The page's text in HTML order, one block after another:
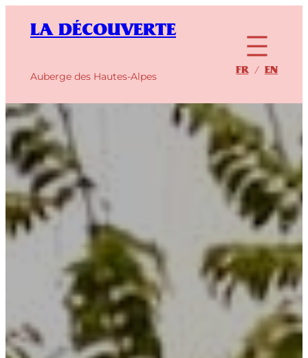
contenuLA DÉCOUVERTE
Auberge des Hautes-Alpes FR EN